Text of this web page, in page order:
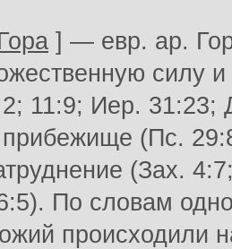
] — евр. ар.
силу
11:9; Иер. 31:23;
(Пс.
(Зах.
По словам
происходили